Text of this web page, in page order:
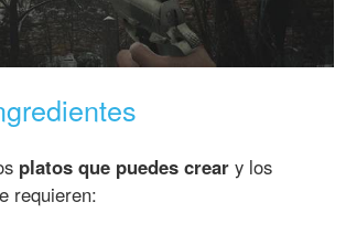
platos que puedes crear y los
requieren: